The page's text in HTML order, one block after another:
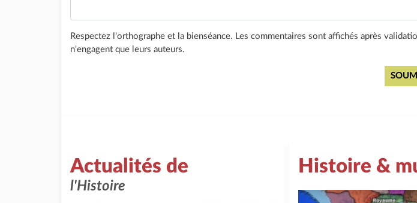
Respectez l'orthographe et la bienséance. Les commentaires sont affichés après
n'engagent que leurs auteurs.
Actualités de
l'Histoire
Histoire &